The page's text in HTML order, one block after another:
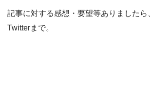
記事に対する感想・要望等ありましたら
Twitterまで。